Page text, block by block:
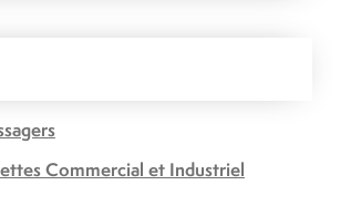
Commercial et Industriel